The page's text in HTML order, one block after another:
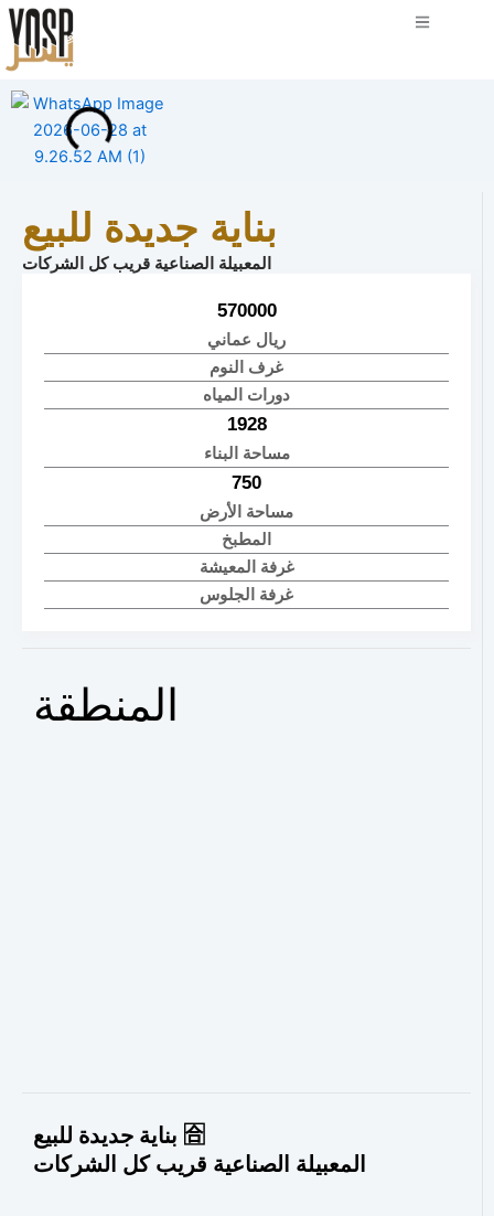
بناية جديدة للبيع
المعبيلة الصناعية قريب كل الشركات
570000
ريال عماني
غرف النوم
دورات المياه
1928
مساحة البناء
750
مساحة الأرض
المطبخ
غرفة المعيشة
غرفة الجلوس
المنطقة
بناية جديدة للبيع 🈴
المعبيلة الصناعية قريب كل الشركات